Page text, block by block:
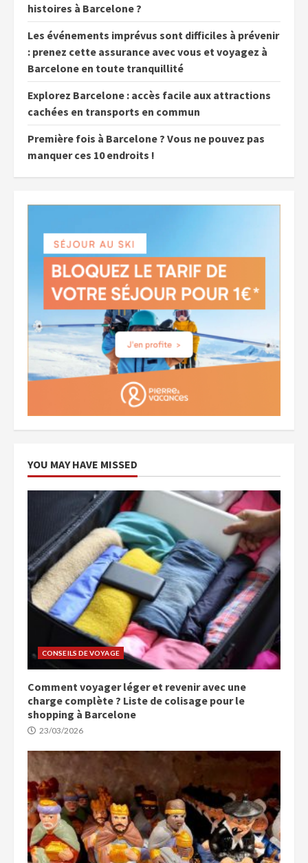
histoires à Barcelone ?
Les événements imprévus sont difficiles à prévenir
: prenez cette assurance avec vous et voyagez à
Barcelone en toute tranquillité
Explorez Barcelone : accès facile aux attractions
cachées en transports en commun
Première fois à Barcelone ? Vous ne pouvez pas
manquer ces 10 endroits !
YOU MAY HAVE MISSED
CONSEILS DE VOYAGE
Comment voyager léger et revenir avec une
charge complète ? Liste de colisage pour le
shopping à Barcelone
23/03/2026